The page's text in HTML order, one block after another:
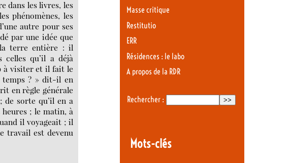
dans les livres, les
phénomènes, les
autre pour ses
par une idée que
terre entière : il
qu’il a déjà
à visiter et il fait le
temps ? » dit-il en
en règle générale
de sorte qu’il en a
; le matin, à
il voyageait ; il
travail est devenu
Masse critique
Restitutio
ERR
Résidences : le labo
A propos de la RDR
Rechercher :
Mots-clés